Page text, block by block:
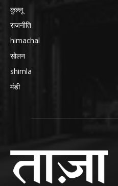
कुल्लू
राजनीति
himachal
सोलन
shimla
मंडी